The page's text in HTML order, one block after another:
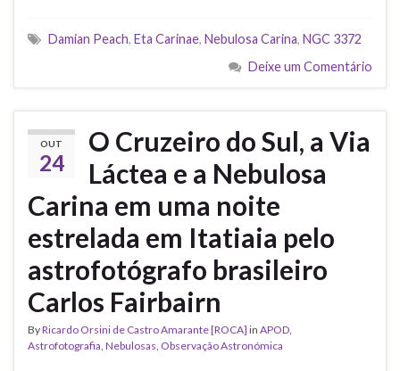
Damian Peach, Eta Carinae, Nebulosa Carina, NGC 3372
Deixe um Comentário
OUT
24
O Cruzeiro do Sul, a Via
Láctea e a Nebulosa
Carina em uma noite
estrelada em Itatiaia pelo
astrofotógrafo brasileiro
Carlos Fairbairn
ByRicardo Orsini de Castro Amarante [ROCA] in APOD,
Astrofotografia, Nebulosas, Observação Astronómica